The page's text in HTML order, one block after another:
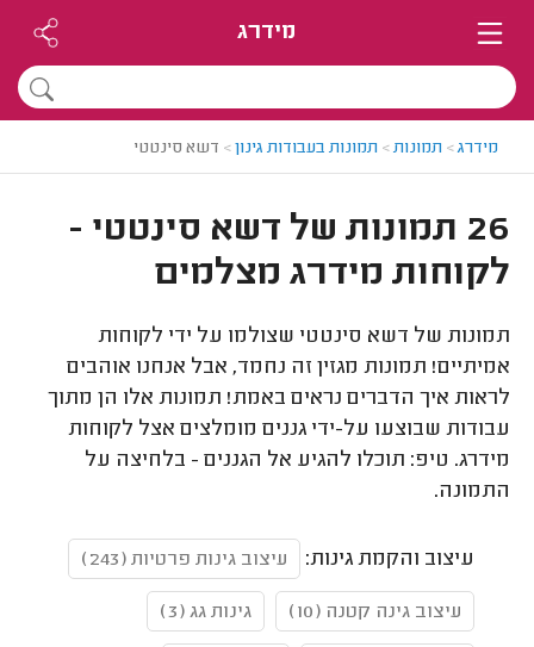
מידרג
מידרג> תמונות> תמונות בעבודות גינון> דשא סינטטי
26 תמונות של דשא סינטטי -
לקוחות מידרג מצלמים
תמונות של דשא סינטטי שצולמו על ידי לקוחות
אמיתיים! תמונות מגזין זה נחמד, אבל אנחנו אוהבים
לראות איך הדברים נראים באמת! תמונות אלו הן מתוך
עבודות שבוצעו על-ידי גננים מומלצים אצל לקוחות
מידרג. טיפ: תוכלו להגיע אל הגננים - בלחיצה על
התמונה.
עיצוב והקמת גינות: עיצוב גינות פרטיות (243)
עיצוב גינה קטנה (10) גינות גג (3)